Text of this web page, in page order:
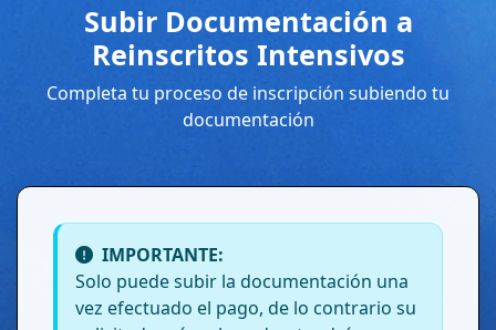
Subir Documentación a
Reinscritos Intensivos
Completa tu proceso de inscripción subiendo tu
documentación
IMPORTANTE:
Solo puede subir la documentación una
vez efectuado el pago, de lo contrario su